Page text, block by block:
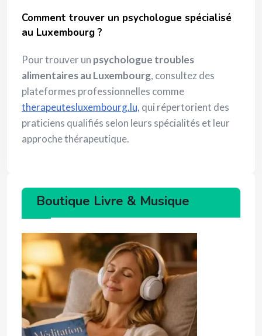
Comment trouver un psychologue spécialisé
au Luxembourg ?
Pour trouver un psychologue troubles
alimentaires au Luxembourg, consultez des
plateformes professionnelles comme
therapeutesluxembourg.lu, qui répertorient des
praticiens qualifiés selon leurs spécialités et leur
approche thérapeutique.
Boutique Livre & Musique